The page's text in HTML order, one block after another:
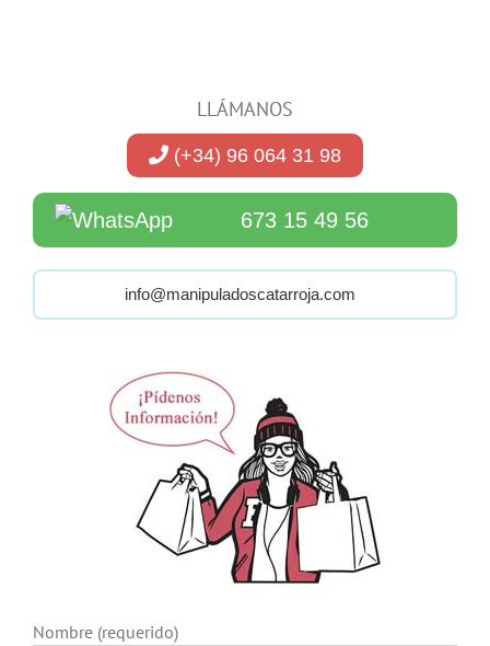
LLÁMANOS
(+34) 96 064 31 98
673 15 49 56
info@manipuladoscatarroja.com
Nombre (requerido)